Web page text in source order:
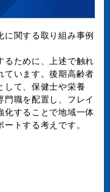
に関する取り組み事例
るために、上述で触れ
ています。後期高齢者
して、保健士や栄養
職を配置し、フレイ
化することで地域一体
トする考えです。